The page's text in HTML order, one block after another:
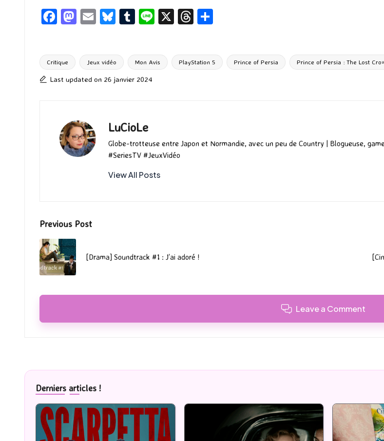
Fa
o
o
M
d
o
E
l
Bl
ky
T
bl
r
Li X
T
ds g
Tags:
Critique Jeux vidéo Mon Avis PlayStation 5 Prince of Persia Prince of Persia : The Lost
Last updated on 26 janvier 2024
LuCioLe
Globe-trotteuse entre Japon et Normandie, avec un peu de Country | Blogueuse,
#SeriesTV #JeuxVidéo
View All Posts
Post
navigation
Previous Post
[Drama] Soundtrack #1 : J’ai adoré !
Leave a Comment
Derniers articles !